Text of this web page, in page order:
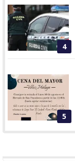
4
5